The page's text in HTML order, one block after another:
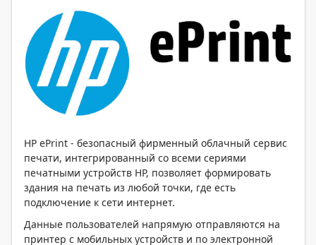
HP ePrint - безопасный фирменный облачный сервис
печати, интегрированный со всеми сериями
печатными устройств HP, позволяет формировать
здания на печать из любой точки, где есть
подключение к сети интернет.
Данные пользователей напрямую отправляются на
принтер с мобильных устройств и по электронной